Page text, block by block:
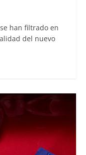
han filtrado en
del nuevo